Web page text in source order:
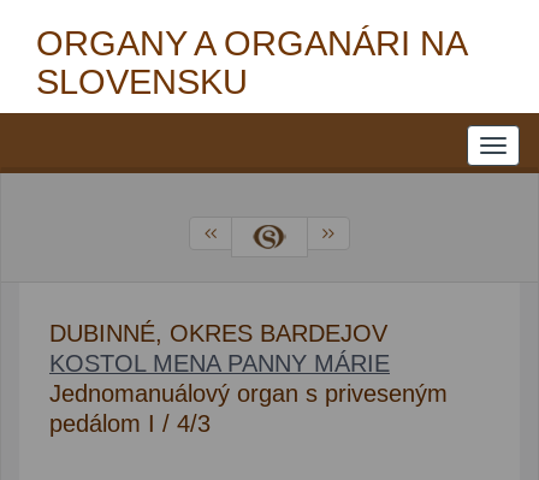
ORGANY A ORGANÁRI NA
SLOVENSKU
DUBINNÉ, OKRES BARDEJOV
KOSTOL MENA PANNY MÁRIE
Jednomanuálový organ s priveseným
pedálom I / 4/3